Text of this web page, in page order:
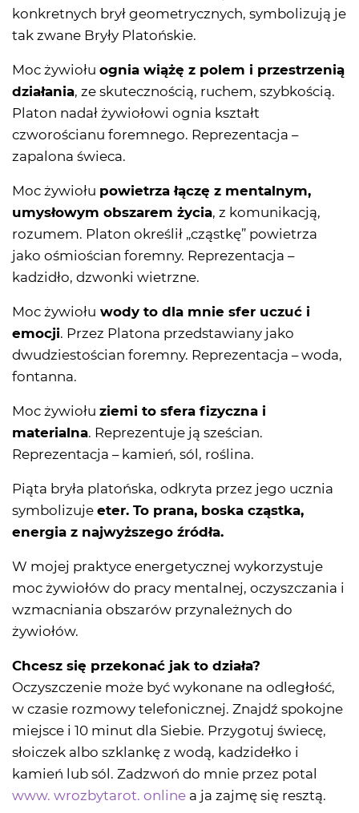
konkretnych brył geometrycznych, symbolizują je
tak zwane Bryły Platońskie.
Moc żywiołu ognia wiążę z polem i przestrzenią
działania, ze skutecznością, ruchem, szybkością.
Platon nadał żywiołowi ognia kształt
czworościanu foremnego. Reprezentacja –
zapalona świeca.
Moc żywiołu powietrza łączę z mentalnym,
umysłowym obszarem życia, z komunikacją,
rozumem. Platon określił „cząstkę” powietrza
jako ośmiościan foremny. Reprezentacja –
kadzidło, dzwonki wietrzne.
Moc żywiołu wody to dla mnie sfer uczuć i
emocji. Przez Platona przedstawiany jako
dwudziestościan foremny. Reprezentacja – woda,
fontanna.
Moc żywiołu ziemi to sfera fizyczna i
materialna. Reprezentuje ją sześcian.
Reprezentacja – kamień, sól, roślina.
Piąta bryła platońska, odkryta przez jego ucznia
symbolizuje eter. To prana, boska cząstka,
energia z najwyższego źródła.
W mojej praktyce energetycznej wykorzystuje
moc żywiołów do pracy mentalnej, oczyszczania i
wzmacniania obszarów przynależnych do
żywiołów.
Chcesz się przekonać jak to działa?
Oczyszczenie może być wykonane na odległość,
w czasie rozmowy telefonicznej. Znajdź spokojne
miejsce i 10 minut dla Siebie. Przygotuj świecę,
słoiczek albo szklankę z wodą, kadzidełko i
kamień lub sól. Zadzwoń do mnie przez potal
www. wrozbytarot. online a ja zajmę się resztą.